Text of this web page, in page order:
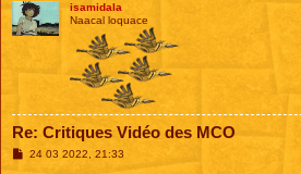
isamidala
Naacal loquace
Re: Critiques Vidéo des MCO
M24 03 2022, 21:33